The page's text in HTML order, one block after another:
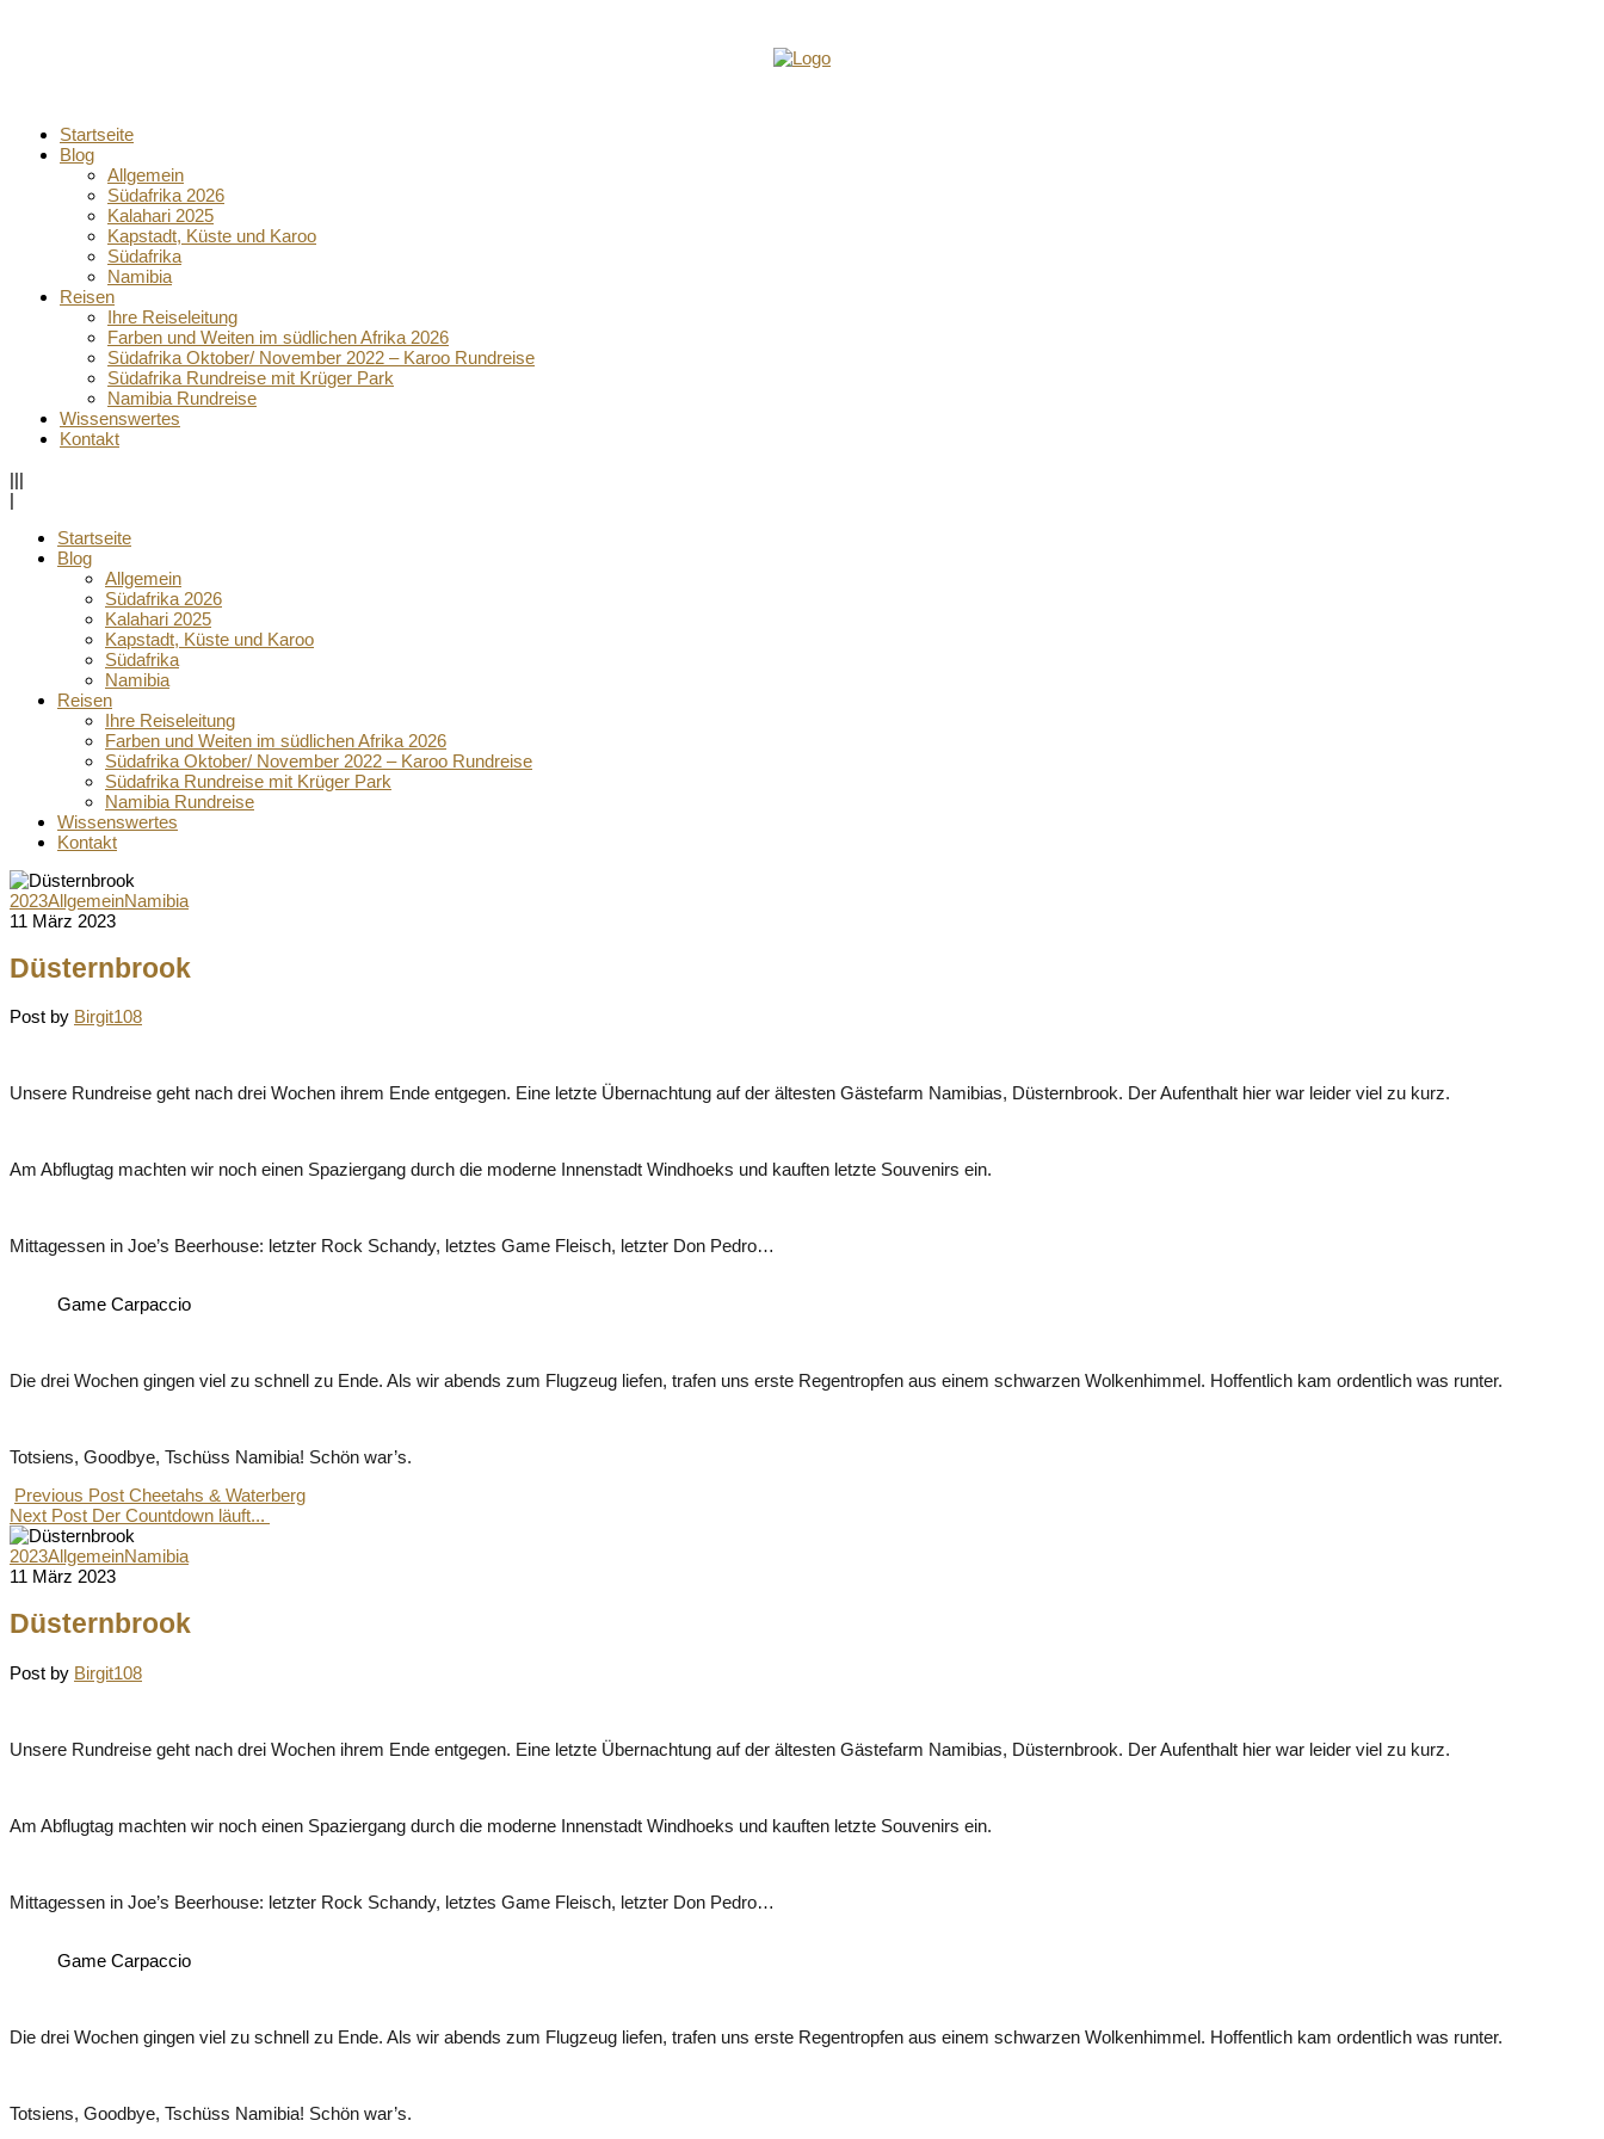
Startseite
Blog
Allgemein
Südafrika 2026
Kalahari 2025
Kapstadt, Küste und Karoo
Südafrika
Namibia
Reisen
Ihre Reiseleitung
Farben und Weiten im südlichen Afrika 2026
Südafrika Oktober/ November 2022 – Karoo Rundreise
Südafrika Rundreise mit Krüger Park
Namibia Rundreise
Wissenswertes
Kontakt
|||
|
Startseite
Blog
Allgemein
Südafrika 2026
Kalahari 2025
Kapstadt, Küste und Karoo
Südafrika
Namibia
Reisen
Ihre Reiseleitung
Farben und Weiten im südlichen Afrika 2026
Südafrika Oktober/ November 2022 – Karoo Rundreise
Südafrika Rundreise mit Krüger Park
Namibia Rundreise
Wissenswertes
Kontakt
2023AllgemeinNamibia
11 März 2023
Düsternbrook
Post by Birgit108
Unsere Rundreise geht nach drei Wochen ihrem Ende entgegen. Eine letzte Übernachtung auf der ältesten Gästefarm Namibias, Düsternbrook. Der Aufenthalt hier war leider viel zu kurz.
Am Abflugtag machten wir noch einen Spaziergang durch die moderne Innenstadt Windhoeks und kauften letzte Souvenirs ein.
Mittagessen in Joe’s Beerhouse: letzter Rock Schandy, letztes Game Fleisch, letzter Don Pedro…
Game Carpaccio
Die drei Wochen gingen viel zu schnell zu Ende. Als wir abends zum Flugzeug liefen, trafen uns erste Regentropfen aus einem schwarzen Wolkenhimmel. Hoffentlich kam ordentlich was runter.
Totsiens, Goodbye, Tschüss Namibia! Schön war’s.
Previous Post Cheetahs & Waterberg
Next Post Der Countdown läuft...
2023AllgemeinNamibia
11 März 2023
Düsternbrook
Post by Birgit108
Unsere Rundreise geht nach drei Wochen ihrem Ende entgegen. Eine letzte Übernachtung auf der ältesten Gästefarm Namibias, Düsternbrook. Der Aufenthalt hier war leider viel zu kurz.
Am Abflugtag machten wir noch einen Spaziergang durch die moderne Innenstadt Windhoeks und kauften letzte Souvenirs ein.
Mittagessen in Joe’s Beerhouse: letzter Rock Schandy, letztes Game Fleisch, letzter Don Pedro…
Game Carpaccio
Die drei Wochen gingen viel zu schnell zu Ende. Als wir abends zum Flugzeug liefen, trafen uns erste Regentropfen aus einem schwarzen Wolkenhimmel. Hoffentlich kam ordentlich was runter.
Totsiens, Goodbye, Tschüss Namibia! Schön war’s.